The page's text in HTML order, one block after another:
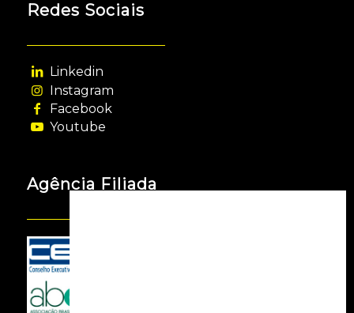
Redes Sociais
Linkedin
Instagram
Facebook
Youtube
Agência Filiada